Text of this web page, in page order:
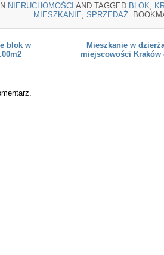
NIERUCHOMOŚCI AND TAGGED BLOK
MIESZKANIE SPRZEDAŻ .
blok w
Mieszkanie w
miejscowości Kraków